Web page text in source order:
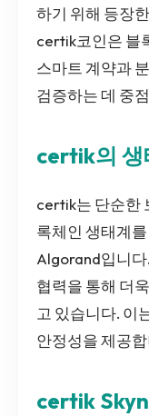
하기 위해 등장
certik코인은 블
스마트 계약과
검증하는 데 중
certik의 생
certik는 단순한
록체인 생태계
Algorand입니다.
협력을 통해 더
고 있습니다. 이
안정성을 제공
certik